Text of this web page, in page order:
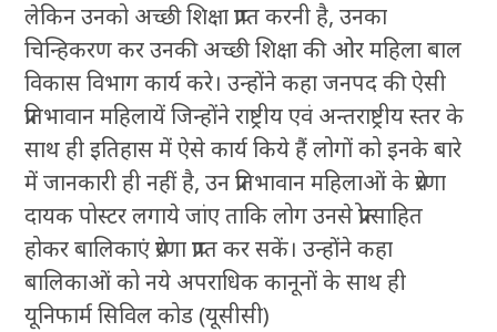
लेकिन उनको अच्छी शिक्षा प्राप्त करनी है, उनका
चिन्हिकरण कर उनकी अच्छी शिक्षा की ओर महिला बाल
विकास विभाग कार्य करे। उन्होंने कहा जनपद की ऐसी
प्रतिभावान महिलायें जिन्होंने राष्ट्रीय एवं अन्तराष्ट्रीय स्तर के
साथ ही इतिहास में ऐसे कार्य किये हैं लोगों को इनके बारे
में जानकारी ही नहीं है, उन प्रतिभावान महिलाओं के प्रेरणा
दायक पोस्टर लगाये जांए ताकि लोग उनसे प्रोत्साहित
होकर बालिकाएं प्रेरणा प्राप्त कर सकें। उन्होंने कहा
बालिकाओं को नये अपराधिक कानूनों के साथ ही
यूनिफार्म सिविल कोड (यूसीसी)